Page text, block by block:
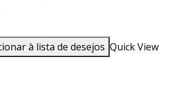
à lista de desejos Quick View